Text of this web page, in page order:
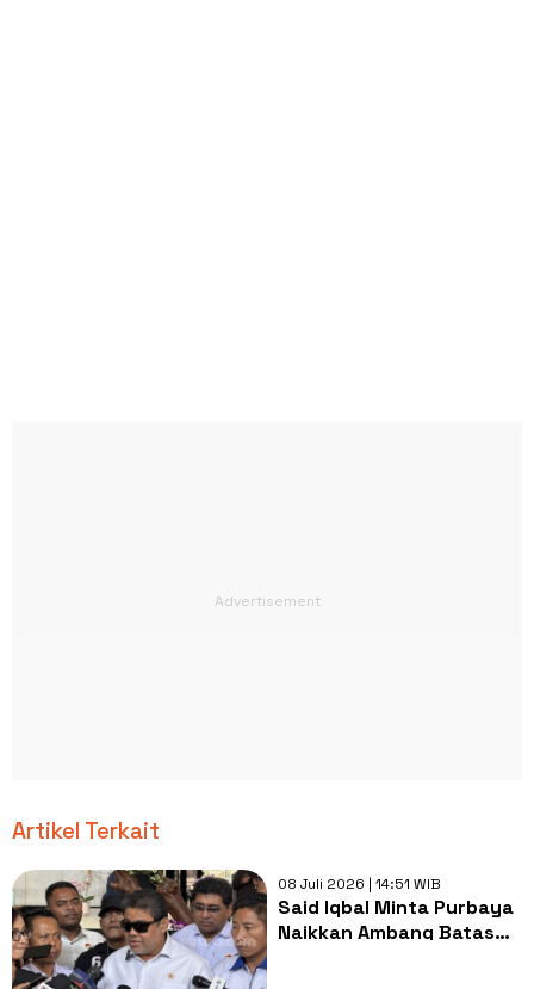
Artikel Terkait
08 Juli 2026 | 14:51 WIB
Said Iqbal Minta Purbaya
Naikkan Ambang Batas